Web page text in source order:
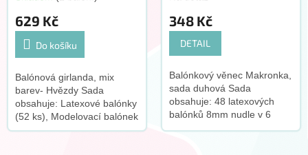
629 Kč
Do košíku
Balónová girlanda, mix
barev- Hvězdy Sada
obsahuje: Latexové balónky
(52 ks), Modelovací balónek
(1 ks), Fóliové balónky (6
348 Kč
DETAIL
Balónkový věnec Makronka,
sada duhová Sada
obsahuje: 48 latexových
balónků 8mm nudle v 6
různých barvách (zelená,